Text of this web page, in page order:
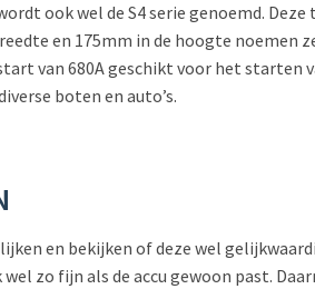
ook wel de S4 serie genoemd.
en 175mm in de hoogte noemen
van 680A geschikt voor het starten
boten en auto’s.
en bekijken of deze wel
zo fijn als de accu gewoon past.